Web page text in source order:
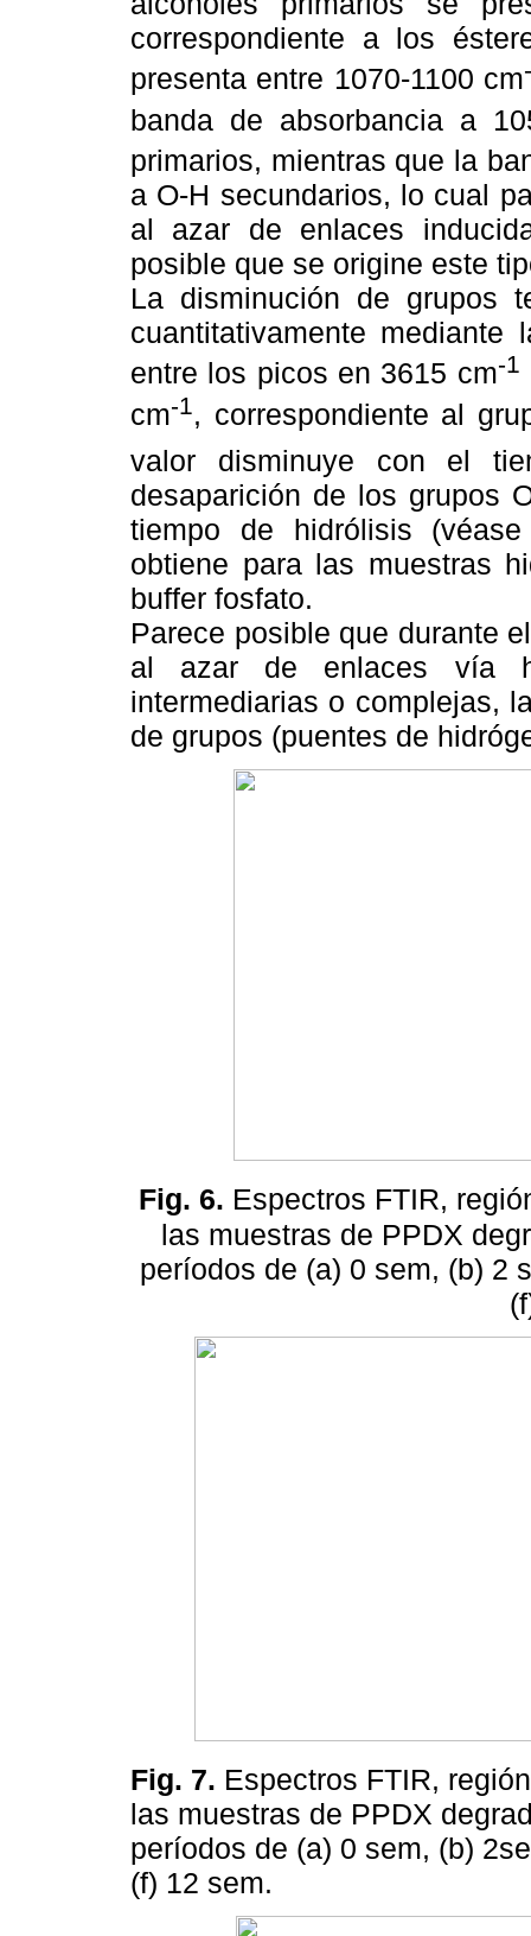
correspondiente a los
presenta entre 1070-1100 cm
banda de absorbancia a
primarios, mientras que la
a O-H secundarios, lo cual
al azar de enlaces
posible que se origine este
La disminución de grupos
cuantitativamente mediante
entre los picos en 3615 cm-1
cm-1 , correspondiente al
valor disminuye con el
desaparición de los grupos
tiempo de hidrólisis
obtiene para las muestras
buffer fosfato.
Parece posible que durante
al azar de enlaces vía
intermediarias o complejas,
de grupos (puentes de
Fig. 6. Espectros FTIR,
las muestras de PPDX
períodos de (a) 0 sem, (b) 2
Fig. 7. Espectros FTIR,
las muestras de PPDX
períodos de (a) 0 sem, (b)
(f) 12 sem.